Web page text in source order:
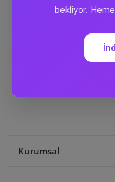
Kurumsal